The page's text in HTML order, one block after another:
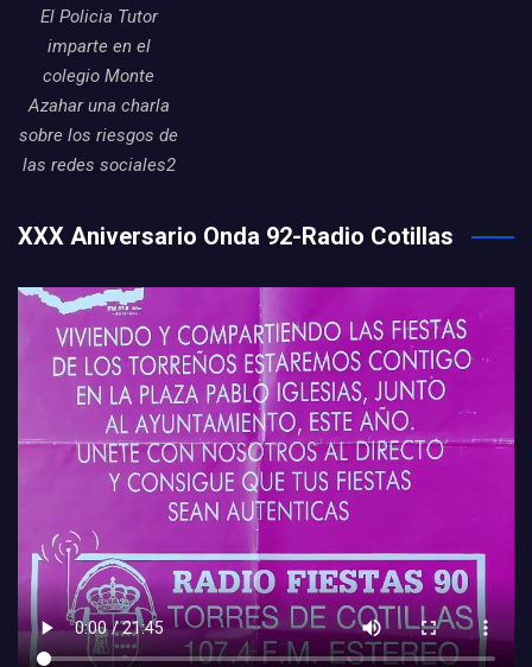
El Policia Tutor
imparte en el
colegio Monte
Azahar una charla
sobre los riesgos de
las redes sociales2
XXX Aniversario Onda 92-Radio Cotillas